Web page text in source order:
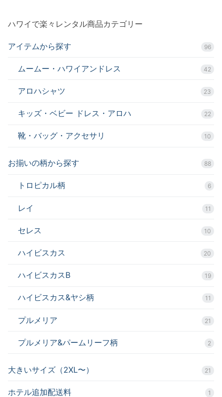
ハワイで楽々レンタル商品カテゴリー
アイテムから探す 96
ムームー・ハワイアンドレス 42
アロハシャツ 23
キッズ・ベビー ドレス・アロハ 22
靴・バッグ・アクセサリ 10
お揃いの柄から探す 88
トロピカル柄 6
レイ 11
セレス 10
ハイビスカス 20
ハイビスカスB 19
ハイビスカス&ヤシ柄 11
プルメリア 21
プルメリア&パームリーフ柄 2
大きいサイズ（2XL〜） 21
ホテル追加配送料 1